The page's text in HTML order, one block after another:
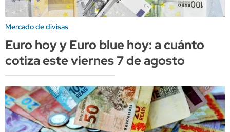
Mercado de divisas
Euro hoy y Euro blue hoy: a cuánto
cotiza este viernes 7 de agosto